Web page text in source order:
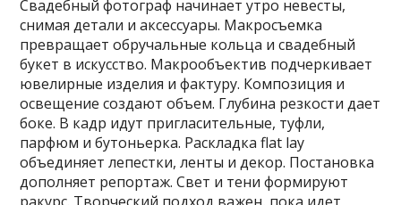
Свадебный фотограф начинает утро невесты,
снимая детали и аксессуары. Макросъемка
превращает обручальные кольца и свадебный
букет в искусство. Макрообъектив подчеркивает
ювелирные изделия и фактуру. Композиция и
освещение создают объем. Глубина резкости дает
боке. В кадр идут пригласительные, туфли,
парфюм и бутоньерка. Раскладка flat lay
объединяет лепестки, ленты и декор. Постановка
дополняет репортаж. Свет и тени формируют